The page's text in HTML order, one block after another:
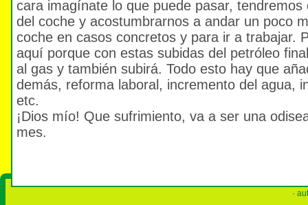
cara imagínate lo que puede pasar, tendremos
del coche y acostumbrarnos a andar un poco
coche en casos concretos y para ir a trabajar.
aquí porque con estas subidas del petróleo
al gas y también subirá. Todo esto hay que
demás, reforma laboral, incremento del agua,
etc.
¡Dios mío! Que sufrimiento, va a ser una
mes.
·